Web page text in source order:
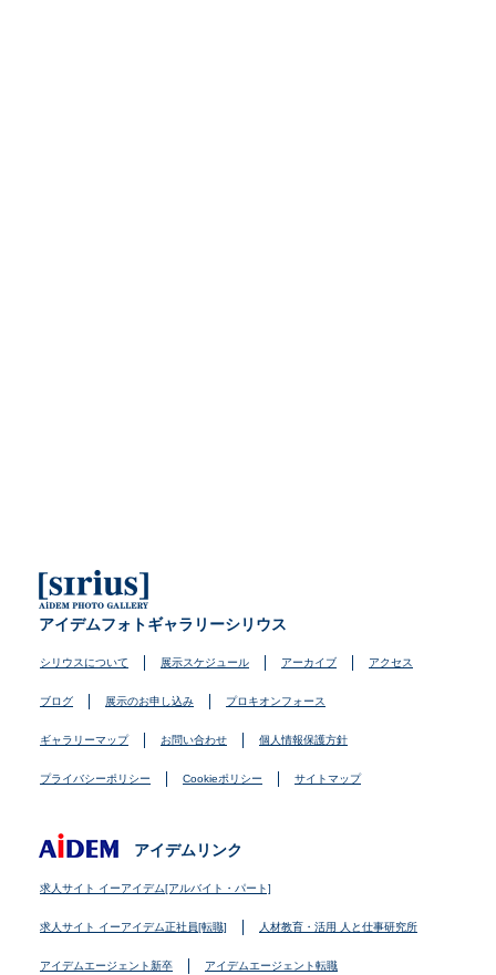
アイデムフォトギャラリーシリウス
シリウスについて 展示スケジュール アーカイブ アクセス
ブログ 展示のお申し込み プロキオンフォース
ギャラリーマップ お問い合わせ 個人情報保護方針
プライバシーポリシー Cookieポリシー サイトマップ
アイデムリンク
求人サイト イーアイデム[アルバイト・パート]
求人サイト イーアイデム正社員[転職] 人材教育・活用 人と仕事研究所
アイデムエージェント新卒 アイデムエージェント転職